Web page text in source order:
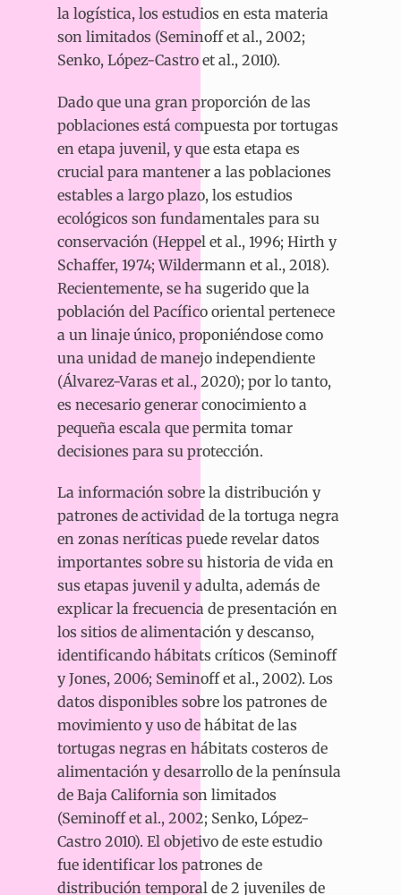
la logística, los estudios en esta materia
son limitados (Seminoff et al., 2002;
Senko, López-Castro et al., 2010).
Dado que una gran proporción de las
poblaciones está compuesta por tortugas
en etapa juvenil, y que esta etapa es
crucial para mantener a las poblaciones
estables a largo plazo, los estudios
ecológicos son fundamentales para su
conservación (Heppel et al., 1996; Hirth y
Schaffer, 1974; Wildermann et al., 2018).
Recientemente, se ha sugerido que la
población del Pacífico oriental pertenece
a un linaje único, proponiéndose como
una unidad de manejo independiente
(Álvarez-Varas et al., 2020); por lo tanto,
es necesario generar conocimiento a
pequeña escala que permita tomar
decisiones para su protección.
La información sobre la distribución y
patrones de actividad de la tortuga negra
en zonas neríticas puede revelar datos
importantes sobre su historia de vida en
sus etapas juvenil y adulta, además de
explicar la frecuencia de presentación en
los sitios de alimentación y descanso,
identificando hábitats críticos (Seminoff
y Jones, 2006; Seminoff et al., 2002). Los
datos disponibles sobre los patrones de
movimiento y uso de hábitat de las
tortugas negras en hábitats costeros de
alimentación y desarrollo de la península
de Baja California son limitados
(Seminoff et al., 2002; Senko, López-
Castro 2010). El objetivo de este estudio
fue identificar los patrones de
distribución temporal de 2 juveniles de